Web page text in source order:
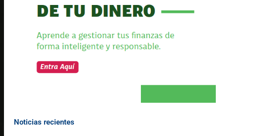
Noticias recientes